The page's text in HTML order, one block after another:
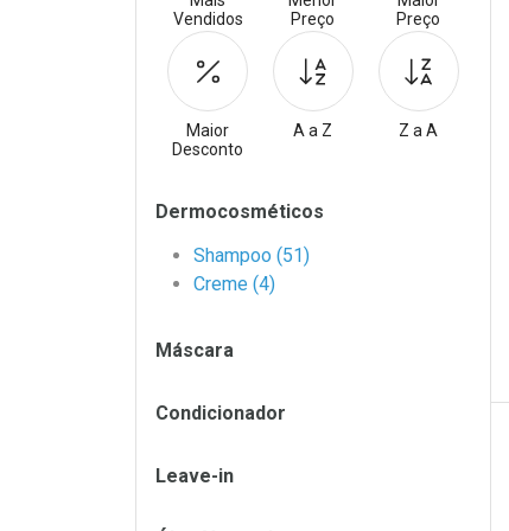
Vendidos
Preço
Preço
Maior
Desconto
A a Z Z a A
Filtros
Dermocosméticos
Shampoo (51)
Creme (4)
Máscara
Condicionador
Leave-in